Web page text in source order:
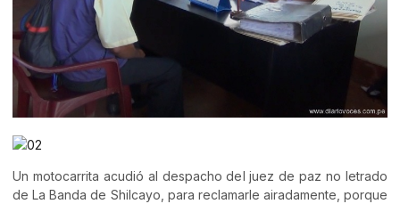
Un motocarrita acudió al despacho del juez de paz no letrado
de La Banda de Shilcayo, para reclamarle airadamente, porque